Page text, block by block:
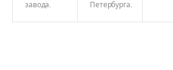
завода.
Петербурга.